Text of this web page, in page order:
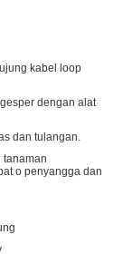
kabel loop
dengan alat
dan tulangan.
tanaman
o penyangga dan